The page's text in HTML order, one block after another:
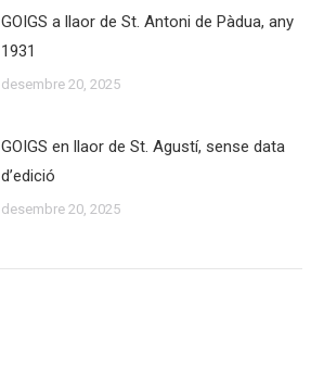
GOIGS a llaor de St. Antoni de Pàdua, any
1931
desembre 20, 2025
GOIGS en llaor de St. Agustí, sense data
d’edició
desembre 20, 2025